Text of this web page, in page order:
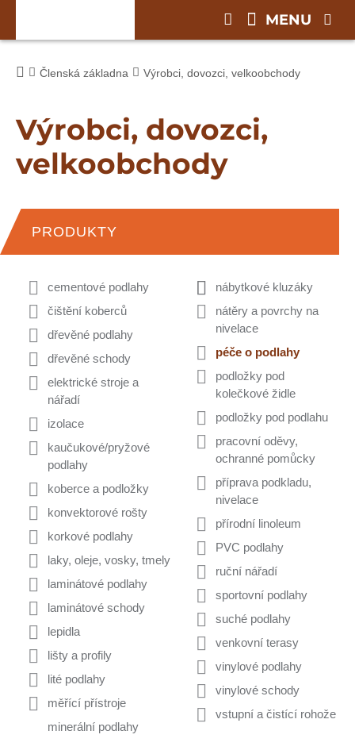
Členská základna Výrobci, dovozci, velkoobchody
Výrobci, dovozci,
velkoobchody
PRODUKTY
cementové podlahy
čištění koberců
dřevěné podlahy
dřevěné schody
elektrické stroje a
nářadí
izolace
kaučukové/pryžové
podlahy
koberce a podložky
konvektorové rošty
korkové podlahy
laky, oleje, vosky, tmely
laminátové podlahy
laminátové schody
lepidla
lišty a profily
lité podlahy
měřící přístroje
minerální podlahy
nábytkové kluzáky
nátěry a povrchy na
nivelace
péče o podlahy
podložky pod
kolečkové židle
podložky pod podlahu
pracovní oděvy,
ochranné pomůcky
příprava podkladu,
nivelace
přírodní linoleum
PVC podlahy
ruční nářadí
sportovní podlahy
suché podlahy
venkovní terasy
vinylové podlahy
vinylové schody
vstupní a čistící rohože
MENU